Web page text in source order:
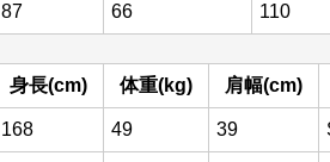
87 66 110
身長(cm) 体重(kg) 肩幅(cm)
168 49 39